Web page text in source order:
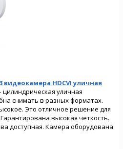
видеокамера HDCVI уличная
цилиндрическая уличная
снимать в разных форматах.
Это отличное решение для
высокая четкость.
доступная. Камера оборудована